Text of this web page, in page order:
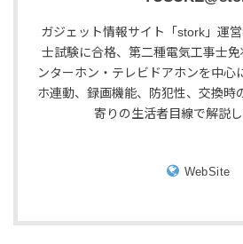
ガジェット情報サイト「stork」運
士試験に合格、第二種電気工事士
ンターホン・テレビドアホンを中心
ホ連動、録画機能、防犯性、交換時
寄りの生活者目線で解説し
WebSite